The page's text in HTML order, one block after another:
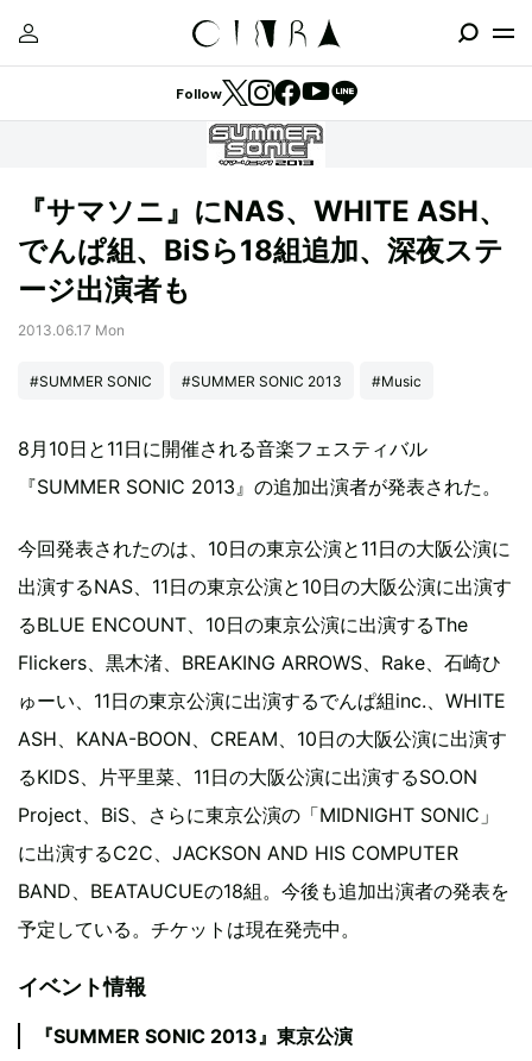
Follow
『サマソニ』にNAS、WHITE ASH、
でんぱ組、BiSら18組追加、深夜ステ
ージ出演者も
2013.06.17 Mon
#SUMMER SONIC #SUMMER SONIC 2013 #Music
8月10日と11日に開催される音楽フェスティバル
『SUMMER SONIC 2013』の追加出演者が発表された。
今回発表されたのは、10日の東京公演と11日の大阪公演に
出演するNAS、11日の東京公演と10日の大阪公演に出演す
るBLUE ENCOUNT、10日の東京公演に出演するThe
Flickers、黒木渚、BREAKING ARROWS、Rake、石崎ひ
ゅーい、11日の東京公演に出演するでんぱ組inc.、WHITE
ASH、KANA-BOON、CREAM、10日の大阪公演に出演す
るKIDS、片平里菜、11日の大阪公演に出演するSO.ON
Project、BiS、さらに東京公演の「MIDNIGHT SONIC」
に出演するC2C、JACKSON AND HIS COMPUTER
BAND、BEATAUCUEの18組。今後も追加出演者の発表を
予定している。チケットは現在発売中。
イベント情報
『SUMMER SONIC 2013』東京公演